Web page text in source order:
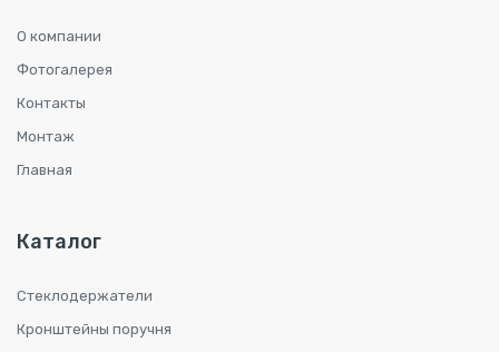
О компании
Фотогалерея
Контакты
Монтаж
Главная
Каталог
Стеклодержатели
Кронштейны поручня